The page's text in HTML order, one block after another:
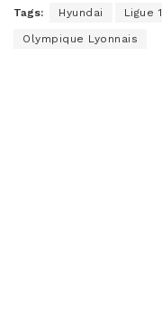
Tags: Hyundai Ligue 1
Olympique Lyonnais